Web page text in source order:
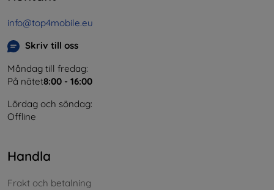
info@top4mobile.eu
Skriv till oss
Måndag till fredag:
På nätet8:00 - 16:00
Lördag och söndag:
Offline
Handla
Frakt och betalning